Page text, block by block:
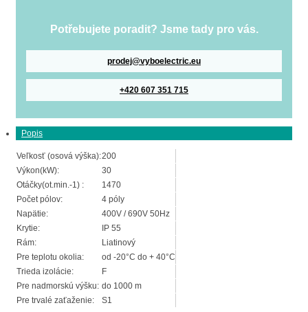
Potřebujete poradit? Jsme tady pro vás.
prodej@vyboelectric.eu
+420 607 351 715
Popis
Veľkosť (osová výška):200
Výkon(kW):
30
Otáčky(ot.min.-1) :
1470
Počet pólov:
4 póly
Napätie:
400V / 690V 50Hz
Krytie:
IP 55
Rám:
Liatinový
Pre teplotu okolia:
od -20°C do + 40°C
Trieda izolácie:
F
Pre nadmorskú výšku: do 1000 m
Pre trvalé zaťaženie:
S1